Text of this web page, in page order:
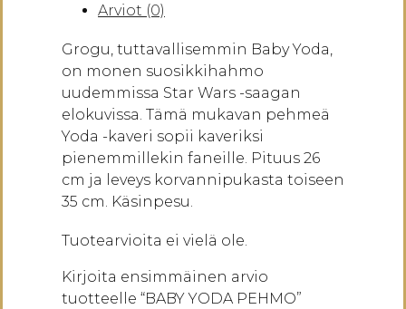
Arviot (0)
Grogu, tuttavallisemmin Baby Yoda,
on monen suosikkihahmo
uudemmissa Star Wars -saagan
elokuvissa. Tämä mukavan pehmeä
Yoda -kaveri sopii kaveriksi
pienemmillekin faneille. Pituus 26
cm ja leveys korvannipukasta toiseen
35 cm. Käsinpesu.
Tuotearvioita ei vielä ole.
Kirjoita ensimmäinen arvio
tuotteelle “BABY YODA PEHMO”